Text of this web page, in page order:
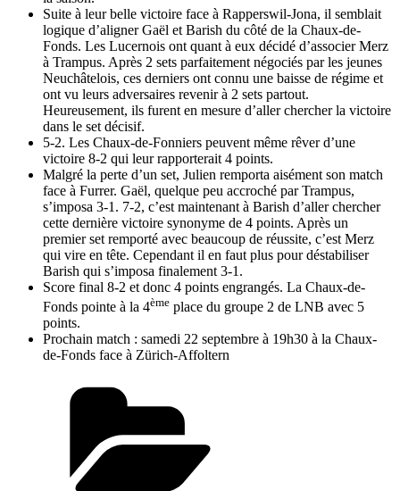
Suite à leur belle victoire face à Rapperswil-Jona, il semblait
logique d’aligner Gaël et Barish du côté de la Chaux-de-
Fonds. Les Lucernois ont quant à eux décidé d’associer Merz
à Trampus. Après 2 sets parfaitement négociés par les jeunes
Neuchâtelois, ces derniers ont connu une baisse de régime et
ont vu leurs adversaires revenir à 2 sets partout.
Heureusement, ils furent en mesure d’aller chercher la victoire
dans le set décisif.
5-2. Les Chaux-de-Fonniers peuvent même rêver d’une
victoire 8-2 qui leur rapporterait 4 points.
Malgré la perte d’un set, Julien remporta aisément son match
face à Furrer. Gaël, quelque peu accroché par Trampus,
s’imposa 3-1. 7-2, c’est maintenant à Barish d’aller chercher
cette dernière victoire synonyme de 4 points. Après un
premier set remporté avec beaucoup de réussite, c’est Merz
qui vire en tête. Cependant il en faut plus pour déstabiliser
Barish qui s’imposa finalement 3-1.
Score final 8-2 et donc 4 points engrangés. La Chaux-de-
Fonds pointe à la 4ème place du groupe 2 de LNB avec 5
points.
Prochain match : samedi 22 septembre à 19h30 à la Chaux-
de-Fonds face à Zürich-Affoltern